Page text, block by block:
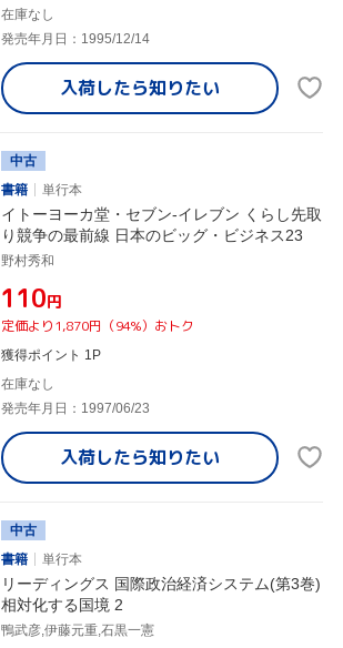
在庫なし
発売年月日：1995/12/14
入荷したら知りたい
中古
書籍
単行本
イトーヨーカ堂・セブン-イレブン くらし先取
り競争の最前線 日本のビッグ・ビジネス23
野村秀和
¥110円
定価より1,870円（94%）おトク
獲得ポイント 1P
在庫なし
発売年月日：1997/06/23
入荷したら知りたい
中古
書籍
単行本
リーディングス 国際政治経済システム(第3巻)
相対化する国境 2
鴨武彦,伊藤元重,石黒一憲